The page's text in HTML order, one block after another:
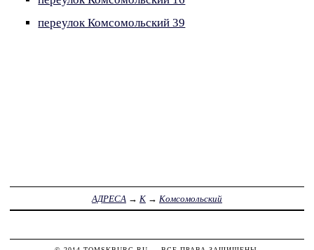
переулок Комсомольский 39
АДРЕСА → К → Комсомольский